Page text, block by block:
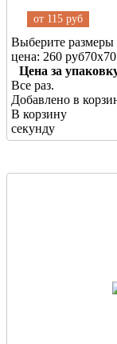
от 115 руб
Выберите размеры
цена: 260 руб70х70
Цена за
Все раз.
Добавлено в
В корзину
секунду